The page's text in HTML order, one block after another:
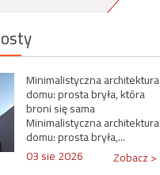
Minimalistyczna architektura
domu: prosta bryła, która
broni się sama
Minimalistyczna architektura
domu: prosta bryła,...
03 sie 2026
Zobacz >